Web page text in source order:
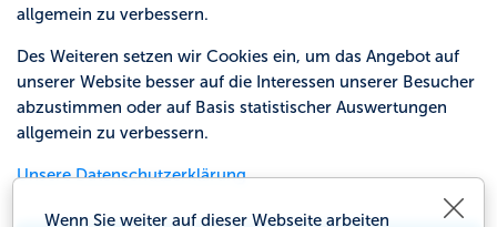
Wenn Sie weiter auf dieser Webseite arbeiten
allgemein zu verbessern.
Des Weiteren setzen wir Cookies ein, um das Angebot auf
unserer Website besser auf die Interessen unserer Besucher
abzustimmen oder auf Basis statistischer Auswertungen
allgemein zu verbessern.
Unsere Datenschutzerklärung